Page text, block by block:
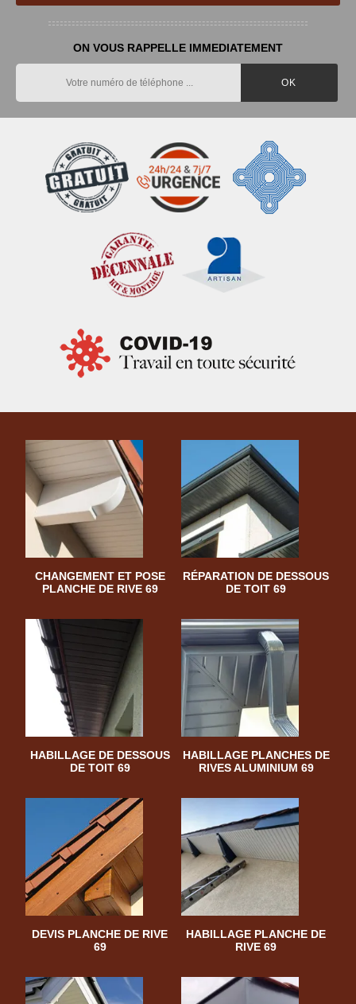
ON VOUS RAPPELLE IMMEDIATEMENT
CHANGEMENT ET POSE
PLANCHE DE RIVE 69
RÉPARATION DE DESSOUS
DE TOIT 69
HABILLAGE DE DESSOUS
DE TOIT 69
HABILLAGE PLANCHES DE
RIVES ALUMINIUM 69
DEVIS PLANCHE DE RIVE
69
HABILLAGE PLANCHE DE
RIVE 69